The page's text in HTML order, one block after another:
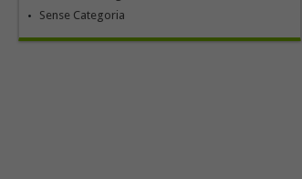
Sense Categoria